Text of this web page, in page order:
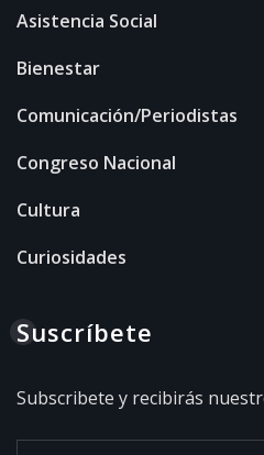
Asistencia Social
Bienestar
Comunicación/Periodistas
Congreso Nacional
Cultura
Curiosidades
Suscríbete
Subscribete y recibirás